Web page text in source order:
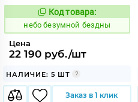
Код:
1124127
Код товара:
небо безумной бездны
Цена
22 190 руб./шт
НАЛИЧИЕ: 5 ШТ
Заказ в 1 клик